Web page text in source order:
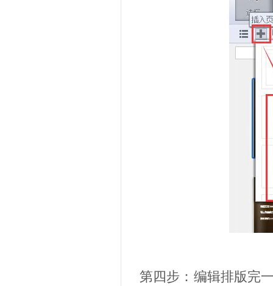
第四步：编辑排版完